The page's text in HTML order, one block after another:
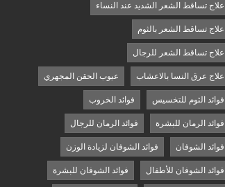
علاج تساقط الشعر الشديد عند النساء
علاج تساقط الشعر بالثوم
علاج تساقط الشعر للرجال
علاج عرق النسا بالاعشاب عيوب الحقن المجهري
فوائد الثوم للتخسيس فوائد الخروب
فوائد الرمان للبشرة فوائد الرمان للرجال
فوائد الشوفان فوائد الشوفان لزيادة الوزن
فوائد الشوفان للأطفال فوائد الشوفان للبشرة